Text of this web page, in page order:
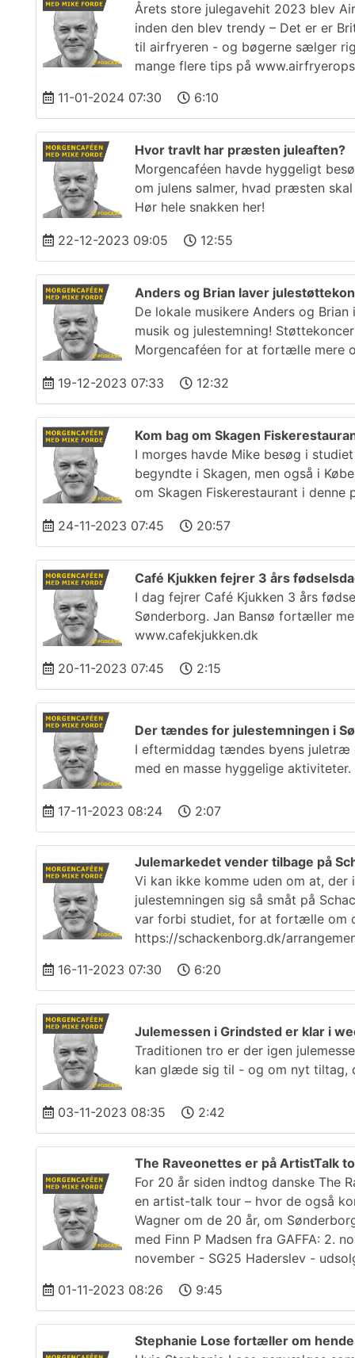
Årets store julegavehit 2023 blev
inden den blev trendy – Det er er
til airfryeren - og bøgerne sælger
mange flere tips på
11-01-2024 07:30
6:10
Hvor travlt har præsten juleaften?
Morgencaféen havde hyggeligt
om julens salmer, hvad præsten
Hør hele snakken her!
22-12-2023 09:05 12:55
Anders og Brian laver
De lokale musikere Anders og
musik og julestemning!
Morgencaféen for at fortælle mere
19-12-2023 07:33 12:32
Kom bag om Skagen
I morges havde Mike besøg i
begyndte i Skagen, men også i
om Skagen Fiskerestaurant i denne
24-11-2023 07:45 20:57
Café Kjukken fejrer 3 års
I dag fejrer Café Kjukken 3 års
Sønderborg. Jan Bansø fortæller
www.cafekjukken.dk
20-11-2023 07:45 2:15
Der tændes for julestemningen i
I eftermiddag tændes byens juletræ
med en masse hyggelige
17-11-2023 08:24 2:07
Julemarkedet vender tilbage på
Vi kan ikke komme uden om at,
julestemningen sig så småt på
var forbi studiet, for at fortælle om
https://schackenborg.dk/
16-11-2023 07:30
6:20
Julemessen i Grindsted er klar i
Traditionen tro er der igen
kan glæde sig til - og om nyt tiltag,
03-11-2023 08:35 2:42
The Raveonettes er på ArtistTalk
For 20 år siden indtog danske The
en artist-talk tour – hvor de også
Wagner om de 20 år, om
med Finn P Madsen fra GAFFA: 2.
november - SG25 Haderslev -
01-11-2023 08:26
9:45
Stephanie Lose fortæller om